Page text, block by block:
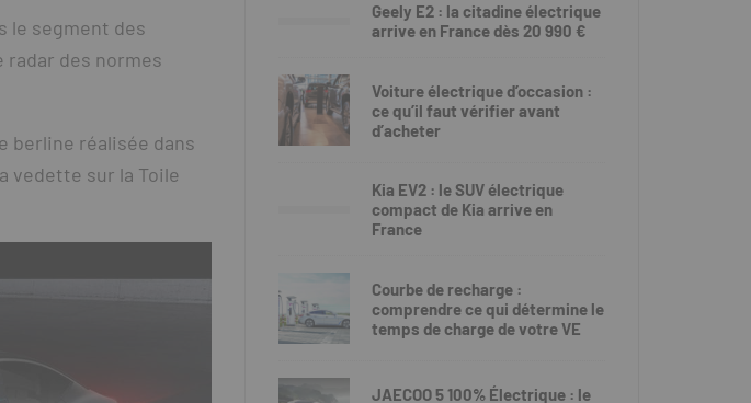
le segment des
des normes
berline réalisée dans
vedette sur la Toile
Geely E2 : la citadine électrique
arrive en France dès 20 990 €
Voiture électrique d’occasion :
ce qu’il faut vérifier avant
d’acheter
Kia EV2 : le SUV électrique
compact de Kia arrive en
France
Courbe de recharge :
comprendre ce qui détermine le
temps de charge de votre VE
JAECOO 5 100% Électrique : le